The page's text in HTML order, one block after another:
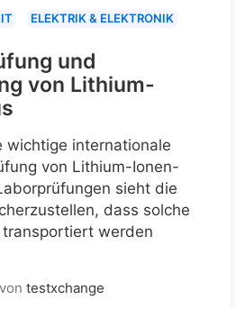
ELEKTRIK & ELEKTRONIK
und
von Lithium-
wichtige internationale
von Lithium-Ionen-
sieht die
dass solche
werden
von testxchange